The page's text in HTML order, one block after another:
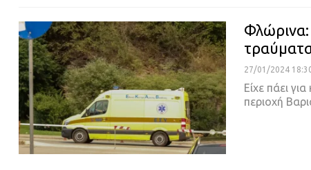
Φλώρινα:
27/01/2024
Είχε πάει
περιοχή